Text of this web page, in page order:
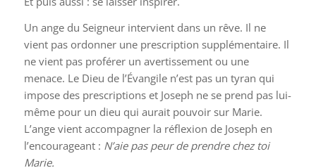
Un ange du Seigneur intervient dans un rêve. Il ne
vient pas ordonner une prescription supplémentaire. Il
ne vient pas proférer un avertissement ou une
menace. Le Dieu de l’Évangile n’est pas un tyran qui
impose des prescriptions et Joseph ne se prend pas lui-
même pour un dieu qui aurait pouvoir sur Marie.
L’ange vient accompagner la réflexion de Joseph en
l’encourageant : N’aie pas peur de prendre chez toi
Marie.